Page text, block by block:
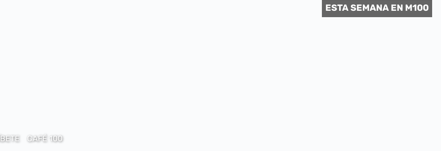
CAFÉ 100
ESTA SEMANA EN M100